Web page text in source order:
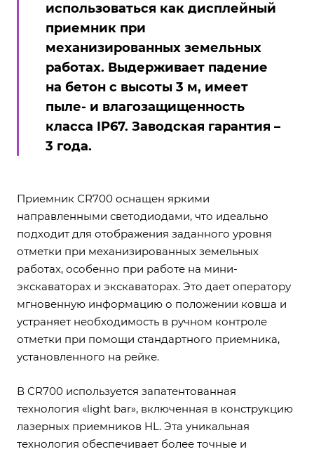
использоваться как дисплейный
приемник при
механизированных земельных
работах. Выдерживает падение
на бетон с высоты 3 м, имеет
пыле- и влагозащищенность
класса IP67. Заводская гарантия –
3 года.
Приемник СR700 оснащен яркими
направленными светодиодами, что идеально
подходит для отображения заданного уровня
отметки при механизированных земельных
работах, особенно при работе на мини-
экскаваторах и экскаваторах. Это дает оператору
мгновенную информацию о положении ковша и
устраняет необходимость в ручном контроле
отметки при помощи стандартного приемника,
установленного на рейке.
В CR700 используется запатентованная
технология «light bar», включенная в конструкцию
лазерных приемников HL. Эта уникальная
технология обеспечивает более точные и